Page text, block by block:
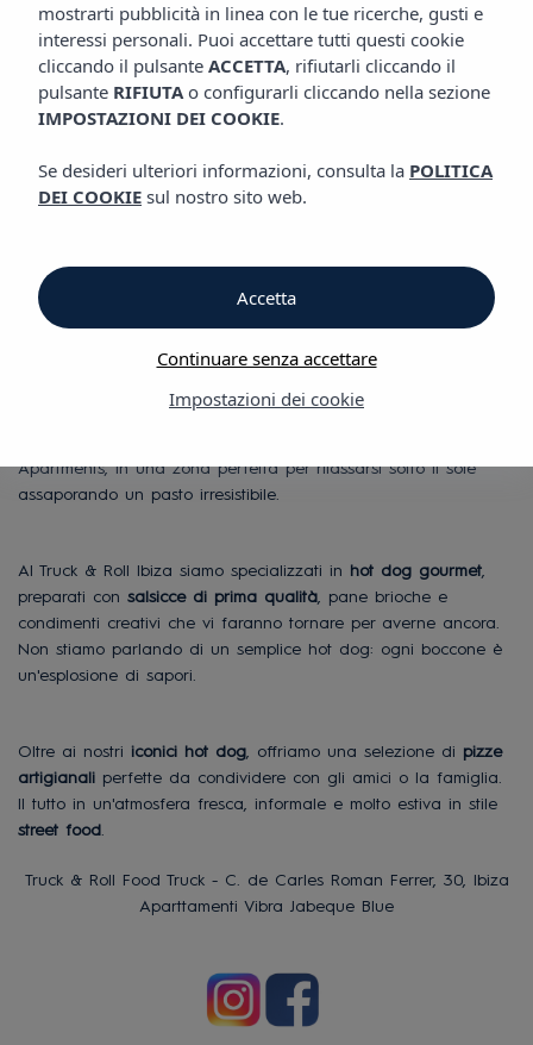
Truck&Roll Ibiza
I migliori hot dog
dell'isola in un ambiente
vibrante
L'angolo degli hot dog gourmet nel
cuore di Ibiza
Se state cercando il posto migliore per gustare un
Truck & Roll
Apartments, in una zona perfetta per rilassarsi sotto il sole
assaporando un pasto irresistibile.
Al Truck & Roll Ibiza siamo specializzati in hot dog gourmet
preparati con salsicce di prima qualità , pane brioche e
condimenti creativi che vi faranno tornare per averne ancora.
Non stiamo parlando di un semplice hot dog: ogni boccone è
un'esplosione di sapori.
Oltre ai nostri iconici hot dog , offriamo una selezione di pizze
artigianali perfette da condividere con gli amici o la famiglia.
Il tutto in un'atmosfera fresca, informale e molto estiva in stile
street food
Truck & Roll Food Truck- C. de Carles Roman Ferrer, 30, Ibiza
Aparttamenti Vibra Jabeque Blue
mostrarti pubblicità in linea con le tue ricerche, gusti e
interessi personali. Puoi accettare tutti questi cookie
cliccando il pulsante ACCETTA, rifiutarli cliccando il
pulsante RIFIUTAo configurarli cliccando nella sezione
IMPOSTAZIONI DEI COOKIE.
Se desideri ulteriori informazioni, consulta la POLITICA
DEI COOKIE sul nostro sito web.
Impostazioni dei cookie
Continuare senza accettare
Accetta